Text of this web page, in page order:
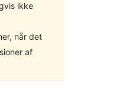
ikke
når det
af